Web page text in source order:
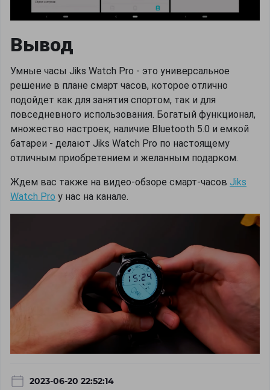
Вывод
Умные часы Jiks Watch Pro - это универсальное
решение в плане смарт часов, которое отлично
подойдет как для занятия спортом, так и для
повседневного использования. Богатый функционал,
множество настроек, наличие Bluetooth 5.0 и емкой
батареи - делают Jiks Watch Pro по настоящему
отличным приобретением и желанным подарком.
Ждем вас также на видео-обзоре смарт-часов Jiks
Watch Pro у нас на канале.
2023-06-20 22:52:14